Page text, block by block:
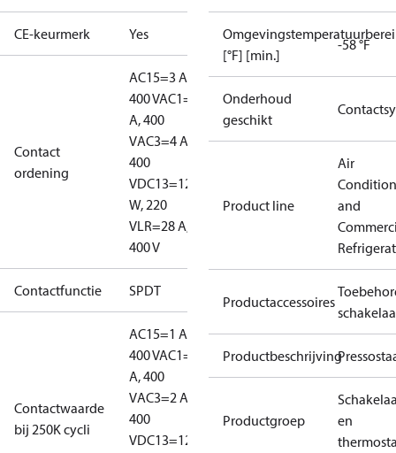
CE-keurmerk Yes
Contact
ordening
AC15=3 A,
400 VAC1=10
A, 400
VAC3=4 A,
400
VDC13=12
W, 220
VLR=28 A,
400 V
Contactfunctie SPDT
Contactwaarde
bij 250K cycli
AC15=1 A,
400 VAC1=10
A, 400
VAC3=2 A,
400
VDC13=12
[°F] [min.]
-58 °F
Onderhoud
geschikt
Product line
Air
and
Productaccessoires
Productbeschrijving
Productgroep
en